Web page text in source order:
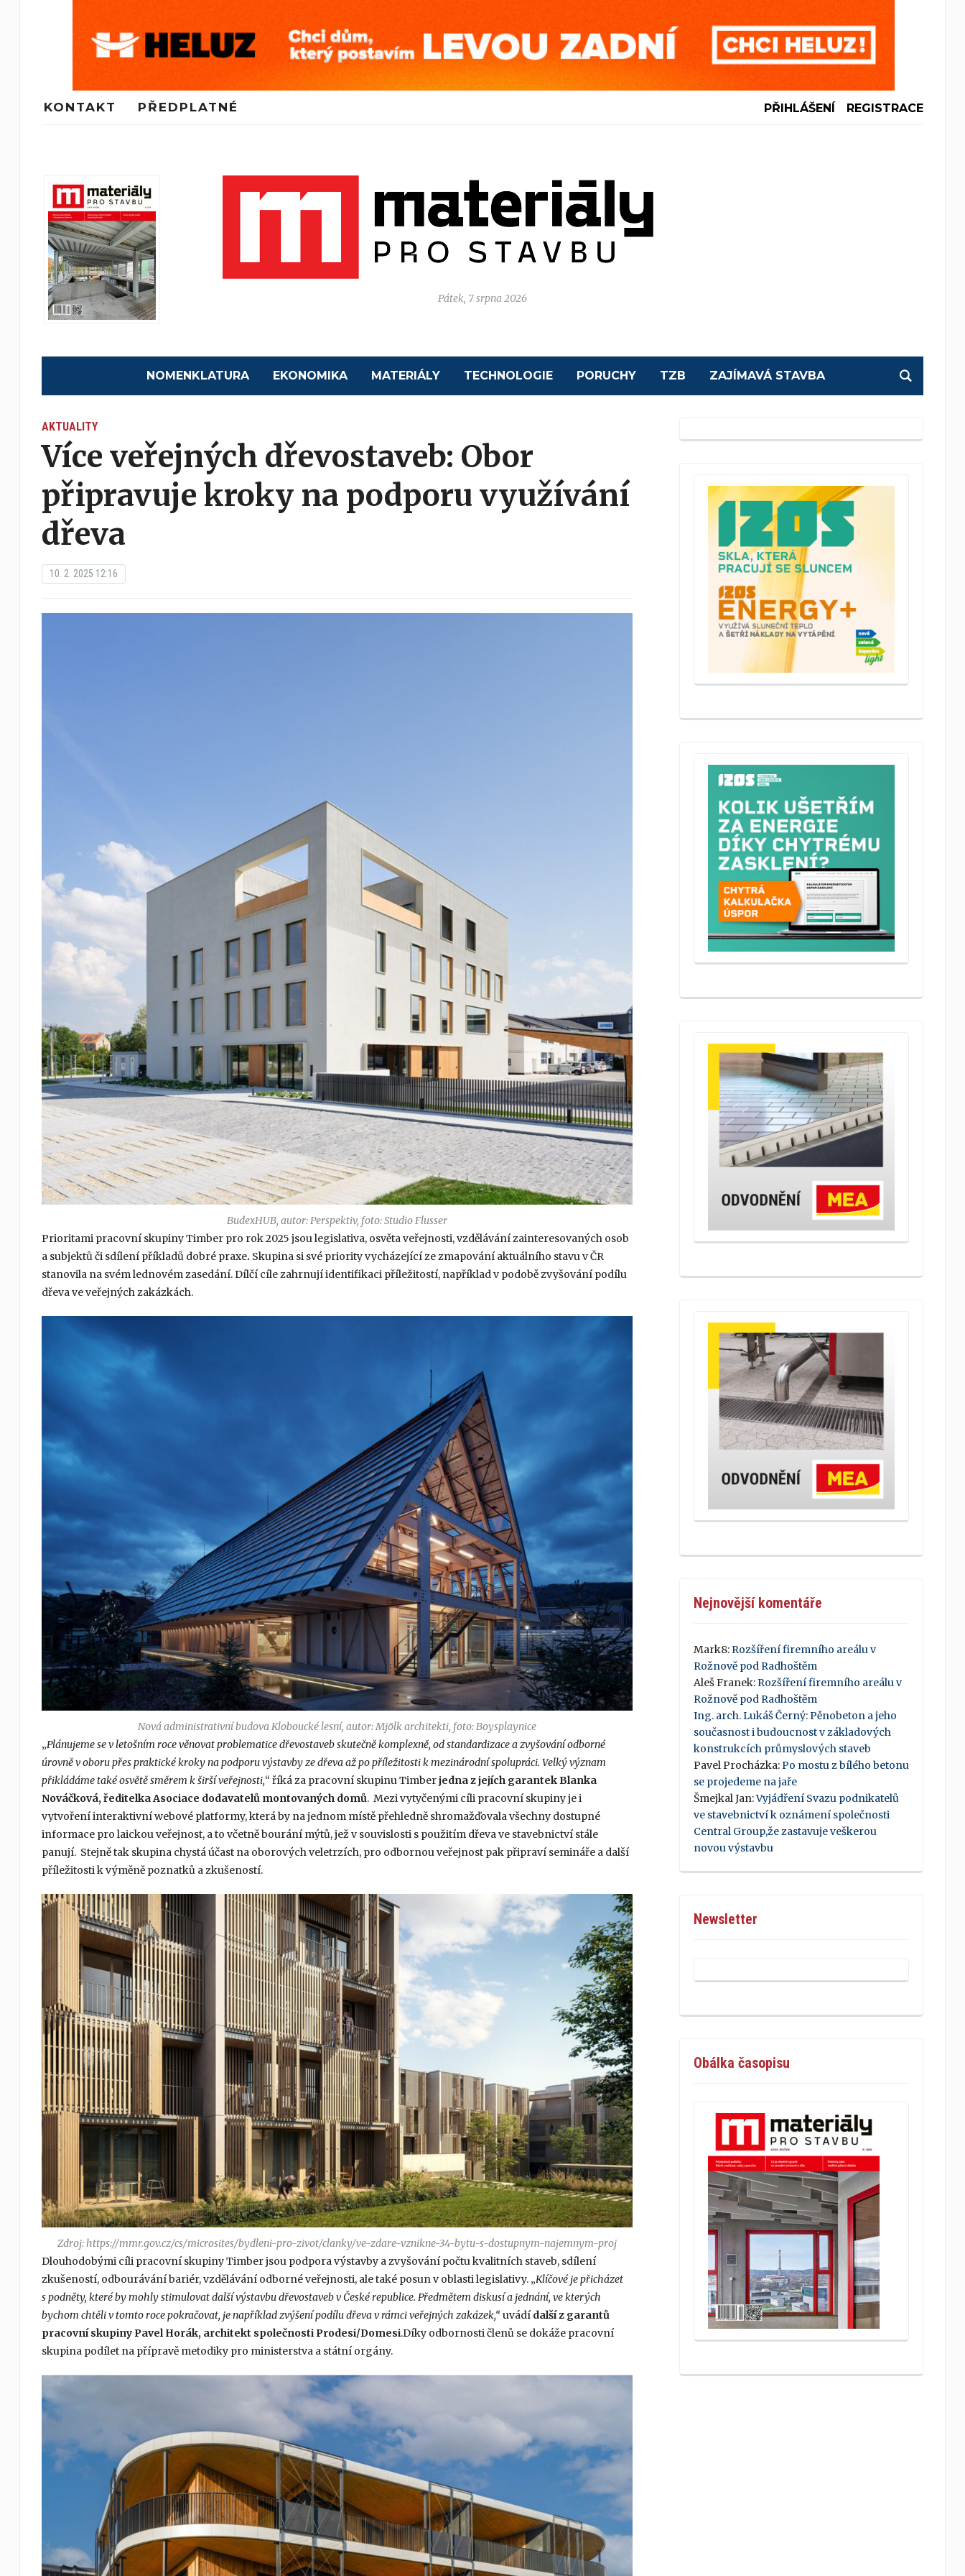
KONTAKT PŘEDPLATNÉ PŘIHLÁŠENÍ REGISTRACE
Pátek, 7 srpna 2026
NOMENKLATURA EKONOMIKA MATERIÁLY TECHNOLOGIE PORUCHY TZB ZAJÍMAVÁ STAVBA
AKTUALITY
Více veřejných dřevostaveb: Obor
připravuje kroky na podporu využívání
dřeva
10. 2. 2025 12:16
BudexHUB, autor: Perspektiv, foto: Studio Flusser
Prioritami pracovní skupiny Timber pro rok 2025 jsou legislativa, osvěta veřejnosti, vzdělávání zainteresovaných osob
a subjektů či sdílení příkladů dobré praxe. Skupina si své priority vycházející ze zmapování aktuálního stavu v ČR
stanovila na svém lednovém zasedání. Dílčí cíle zahrnují identifikaci příležitostí, například v podobě zvyšování podílu
dřeva ve veřejných zakázkách.
Nová administrativní budova Kloboucké lesní, autor: Mjölk architekti, foto: Boysplaynice
„Plánujeme se v letošním roce věnovat problematice dřevostaveb skutečně komplexně, od standardizace a zvyšování odborné
úrovně v oboru přes praktické kroky na podporu výstavby ze dřeva až po příležitosti k mezinárodní spolupráci. Velký význam
přikládáme také osvětě směrem k širší veřejnosti,“ říká za pracovní skupinu Timberjedna z jejích garantekBlanka
Nováčková, ředitelka Asociace dodavatelů montovaných domů. Mezi vytyčenými cíli pracovní skupiny je i
vytvoření interaktivní webové platformy, která by na jednom místě přehledně shromažďovala všechny dostupné
informace pro laickou veřejnost, a to včetně bourání mýtů, jež v souvislosti s použitím dřeva ve stavebnictví stále
panují. Stejně tak skupina chystá účast na oborových veletrzích, pro odbornou veřejnost pak připraví semináře a další
příležitosti k výměně poznatků a zkušeností.
Zdroj: https://mmr.gov.cz/cs/microsites/bydleni-pro-zivot/clanky/ve-zdare-vznikne-34-bytu-s-dostupnym-najemnym-proj
Dlouhodobými cíli pracovní skupiny Timber jsou podpora výstavby a zvyšování počtu kvalitních staveb, sdílení
zkušeností, odbourávání bariér, vzdělávání odborné veřejnosti, ale také posun v oblasti legislativy. „Klíčové je přicházet
s podněty, které by mohly stimulovat další výstavbu dřevostavebv České republice. Předmětem diskusí a jednání, ve kterých
bychom chtěli v tomto roce pokračovat, je například zvýšení podílu dřeva v rámci veřejných zakázek,“uvádí další z garantů
pracovní skupiny Pavel Horák, architekt společnosti Prodesi/Domesi.Díky odbornosti členů se dokáže pracovní
skupina podílet na přípravě metodiky pro ministerstva a státní orgány.
Nejnovější komentáře
Mark8:Rozšíření firemního areálu v
Rožnově pod Radhoštěm
Aleš Franek:Rozšíření firemního areálu v
Rožnově pod Radhoštěm
Ing. arch. Lukáš Černý:Pěnobeton a jeho
současnost i budoucnost v základových
konstrukcích průmyslových staveb
Pavel Procházka:Po mostu z bílého betonu
se projedeme na jaře
Šmejkal Jan:Vyjádření Svazu podnikatelů
ve stavebnictví k oznámení společnosti
Central Group,že zastavuje veškerou
novou výstavbu
Newsletter
Obálka časopisu